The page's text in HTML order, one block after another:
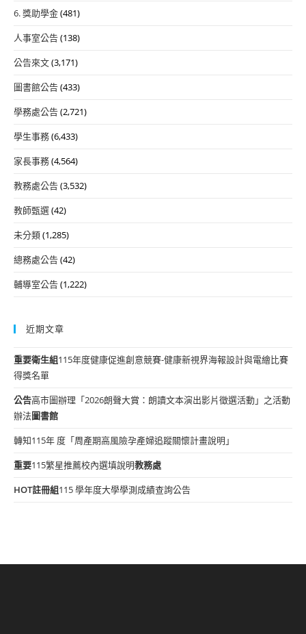
6. 獎助學金(481)
人事室公告(138)
公告來文(3,171)
圖書館公告(433)
學務處公告(2,721)
學生事務(6,433)
家長事務(4,564)
教務處公告(3,532)
教師甄選(42)
未分類(1,285)
總務處公告(42)
輔導室公告(1,222)
近期文章
重要衛生組115年度健康促進創意競賽-健康新視界海報設計與電繪比賽
得獎名單
公告高市圖辦理「2026朗聲大賞：朗讀文本演出影片徵選活動」之活動
辦法圖書館
轉知115年 度「周產期高風險孕產婦追蹤關懷計畫說明」
重要115繁星推薦校內選填說明教務處
HOT註冊組115 學年度大學學測成績查詢公告